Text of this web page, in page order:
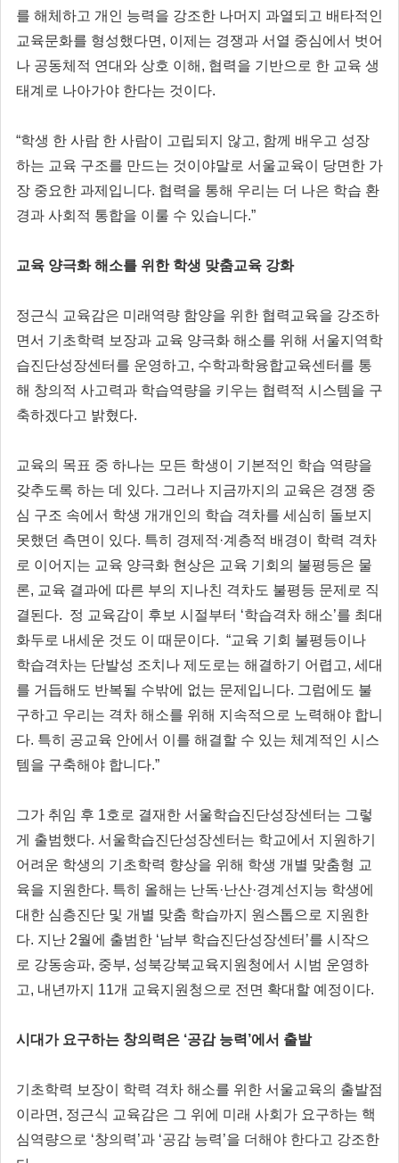
를 해체하고 개인 능력을 강조한 나머지 과열되고 배타적인
교육문화를 형성했다면, 이제는 경쟁과 서열 중심에서 벗어
나 공동체적 연대와 상호 이해, 협력을 기반으로 한 교육 생
태계로 나아가야 한다는 것이다.
“학생 한 사람 한 사람이 고립되지 않고, 함께 배우고 성장
하는 교육 구조를 만드는 것이야말로 서울교육이 당면한 가
장 중요한 과제입니다. 협력을 통해 우리는 더 나은 학습 환
경과 사회적 통합을 이룰 수 있습니다.”
교육 양극화 해소를 위한 학생 맞춤교육 강화
정근식 교육감은 미래역량 함양을 위한 협력교육을 강조하
면서 기초학력 보장과 교육 양극화 해소를 위해 서울지역학
습진단성장센터를 운영하고, 수학과학융합교육센터를 통
해 창의적 사고력과 학습역량을 키우는 협력적 시스템을 구
축하겠다고 밝혔다.
교육의 목표 중 하나는 모든 학생이 기본적인 학습 역량을
갖추도록 하는 데 있다. 그러나 지금까지의 교육은 경쟁 중
심 구조 속에서 학생 개개인의 학습 격차를 세심히 돌보지
못했던 측면이 있다. 특히 경제적·계층적 배경이 학력 격차
로 이어지는 교육 양극화 현상은 교육 기회의 불평등은 물
론, 교육 결과에 따른 부의 지나친 격차도 불평등 문제로 직
결된다. 정 교육감이 후보 시절부터 ‘학습격차 해소’를 최대
화두로 내세운 것도 이 때문이다. “교육 기회 불평등이나
학습격차는 단발성 조치나 제도로는 해결하기 어렵고, 세대
를 거듭해도 반복될 수밖에 없는 문제입니다. 그럼에도 불
구하고 우리는 격차 해소를 위해 지속적으로 노력해야 합니
다. 특히 공교육 안에서 이를 해결할 수 있는 체계적인 시스
템을 구축해야 합니다.”
그가 취임 후 1호로 결재한 서울학습진단성장센터는 그렇
게 출범했다. 서울학습진단성장센터는 학교에서 지원하기
어려운 학생의 기초학력 향상을 위해 학생 개별 맞춤형 교
육을 지원한다. 특히 올해는 난독·난산·경계선지능 학생에
대한 심층진단 및 개별 맞춤 학습까지 원스톱으로 지원한
다. 지난 2월에 출범한 ‘남부 학습진단성장센터’를 시작으
로 강동송파, 중부, 성북강북교육지원청에서 시범 운영하
고, 내년까지 11개 교육지원청으로 전면 확대할 예정이다.
시대가 요구하는 창의력은 ‘공감 능력’에서 출발
기초학력 보장이 학력 격차 해소를 위한 서울교육의 출발점
이라면, 정근식 교육감은 그 위에 미래 사회가 요구하는 핵
심역량으로 ‘창의력’과 ‘공감 능력’을 더해야 한다고 강조한